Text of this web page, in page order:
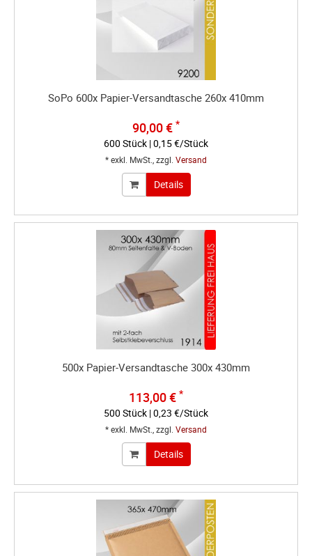
SoPo 600x Papier-Versandtasche 260x 410mm
90,00 € *
600 Stück | 0,15 €/Stück
* exkl. MwSt., zzgl. Versand
Details
500x Papier-Versandtasche 300x 430mm
113,00 € *
500 Stück | 0,23 €/Stück
* exkl. MwSt., zzgl. Versand
Details